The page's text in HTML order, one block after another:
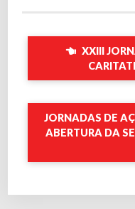
XXIII
JORNADAS DE
ABERTURA DA